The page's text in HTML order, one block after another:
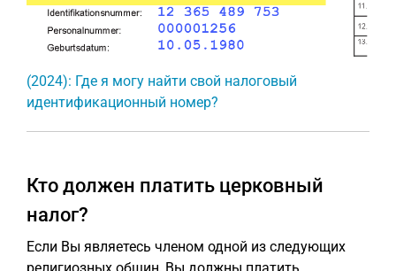
(2024): Где я могу найти свой налоговый
идентификационный номер?
Кто должен платить церковный
налог?
Если Вы являетесь членом одной из следующих